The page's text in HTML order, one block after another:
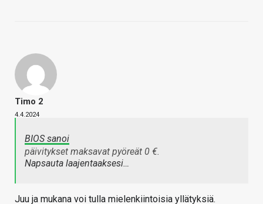
Timo 2
4.4.2024
BIOS sanoi
päivitykset maksavat pyöreät 0 €.
Napsauta laajentaaksesi…
Juu ja mukana voi tulla mielenkiintoisia yllätyksiä.